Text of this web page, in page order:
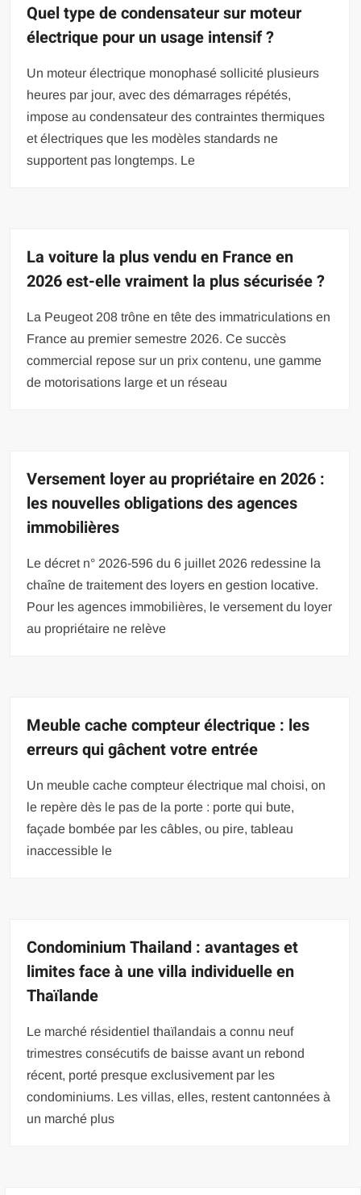
Quel type de condensateur sur moteur
électrique pour un usage intensif ?
Un moteur électrique monophasé sollicité plusieurs
heures par jour, avec des démarrages répétés,
impose au condensateur des contraintes thermiques
et électriques que les modèles standards ne
supportent pas longtemps. Le
La voiture la plus vendu en France en
2026 est-elle vraiment la plus sécurisée ?
La Peugeot 208 trône en tête des immatriculations en
France au premier semestre 2026. Ce succès
commercial repose sur un prix contenu, une gamme
de motorisations large et un réseau
Versement loyer au propriétaire en 2026 :
les nouvelles obligations des agences
immobilières
Le décret n° 2026-596 du 6 juillet 2026 redessine la
chaîne de traitement des loyers en gestion locative.
Pour les agences immobilières, le versement du loyer
au propriétaire ne relève
Meuble cache compteur électrique : les
erreurs qui gâchent votre entrée
Un meuble cache compteur électrique mal choisi, on
le repère dès le pas de la porte : porte qui bute,
façade bombée par les câbles, ou pire, tableau
inaccessible le
Condominium Thailand : avantages et
limites face à une villa individuelle en
Thaïlande
Le marché résidentiel thaïlandais a connu neuf
trimestres consécutifs de baisse avant un rebond
récent, porté presque exclusivement par les
condominiums. Les villas, elles, restent cantonnées à
un marché plus